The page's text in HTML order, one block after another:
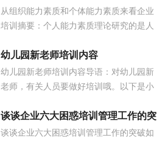
企业培训
从组织能力素质和个体能力素质来看企业
培训摘要：个人能力素质理论研究的是人
传统的从绩效的角度出发来发...
幼儿园新老师培训内容
幼儿园新老师培训内容导语：对幼儿园新
老师，有关人员要做好培训哦。以下是小
位阅读，希望可以为大家带来帮助...
谈谈企业六大困惑培训管理工作的突
破
谈谈企业六大困惑培训管理工作的突破如